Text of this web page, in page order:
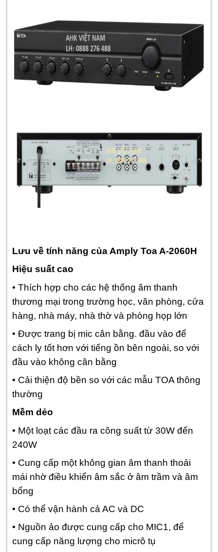
Lưu về tính năng của Amply Toa A-2060H
Hiệu suất cao
• Thích hợp cho các hệ thống âm thanh
thương mại trong trường học, văn phòng, cửa
hàng, nhà máy, nhà thờ và phòng họp lớn
• Được trang bị mic cân bằng. đầu vào để
cách ly tốt hơn với tiếng ồn bên ngoài, so với
đầu vào không cân bằng
• Cải thiện độ bền so với các mẫu TOA thông
thường
Mềm dẻo
• Một loạt các đầu ra công suất từ 30W đến
240W
• Cung cấp một không gian âm thanh thoải
mái nhờ điều khiển âm sắc ở âm trầm và âm
bổng
• Có thể vận hành cả AC và DC
• Nguồn ảo được cung cấp cho MIC1, để
cung cấp năng lượng cho micrô tụ